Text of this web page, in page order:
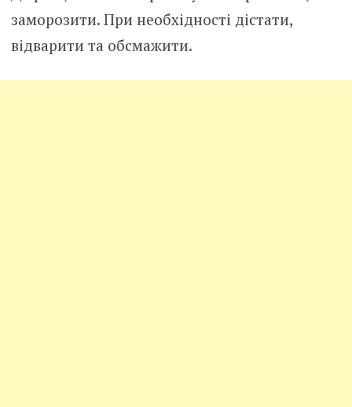
заморозити. При необхідності дістати,
відварити та обсмажити.